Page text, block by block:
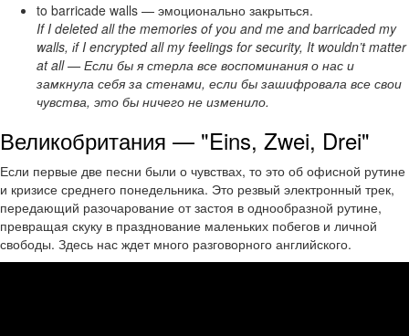
to barricade walls — эмоционально закрыться.
If I deleted all the memories of you and me and barricaded my
walls, іf I encrypted all my feelings for security, It wouldn’t matter
at all — Если бы я стерла все воспоминания о нас и
замкнула себя за стенами, если бы зашифровала все свои
чувства, это бы ничего не изменило.
Великобритания — "Eins, Zwei, Drei"
Если первые две песни были о чувствах, то это об офисной рутине
и кризисе среднего понедельника. Это резвый электронный трек,
передающий разочарование от застоя в однообразной рутине,
превращая скуку в празднование маленьких побегов и личной
свободы. Здесь нас ждет много разговорного английского.